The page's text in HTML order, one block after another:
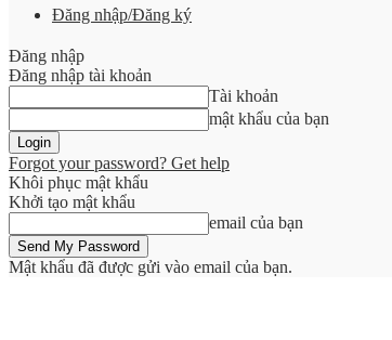
Đăng nhập/Đăng ký
Đăng nhập
Đăng nhập tài khoản
Tài khoản
mật khẩu của bạn
Forgot your password? Get help
Khôi phục mật khẩu
Khởi tạo mật khẩu
email của bạn
Mật khẩu đã được gửi vào email của bạn.